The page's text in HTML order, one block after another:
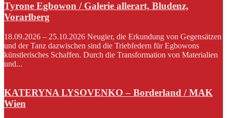
Tyrone Egbowon / Galerie allerart, Bludenz,
Vorarlberg
18.09.2026 – 25.10.2026 Neugier, die Erkundung von Gegensätzen
und der Tanz dazwischen sind die Triebfedern für Egbowons
künstlerisches Schaffen. Durch die Transformation von Materialien
und...
KATERYNA LYSOVENKO – Borderland / MAK
Wien